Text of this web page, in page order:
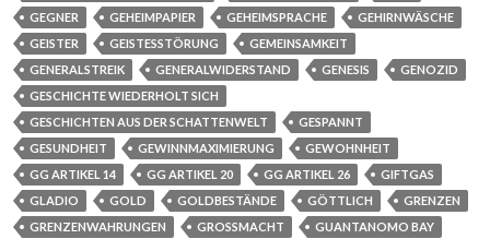
GEGNER
GEHEIMPAPIER GEHEIMSPRACHE
GEHIRNWÄSCHE
GEISTER
GEISTESSTÖRUNG
GEMEINSAMKEIT
GENERALSTREIK
GENERALWIDERSTAND GENESIS
GENOZID
GESCHICHTE WIEDERHOLT SICH
GESCHICHTEN AUS DER SCHATTENWELT
GESPANNT
GESUNDHEIT
GEWINNMAXIMIERUNG
GEWOHNHEIT
GG ARTIKEL 14
GG ARTIKEL 20 GG ARTIKEL 26
GIFTGAS
GLADIO
GOLD GOLDBESTÄNDE GÖTTLICH
GRENZEN
GRENZENWAHRUNGEN
GROSSMACHT
GUANTANOMO BAY